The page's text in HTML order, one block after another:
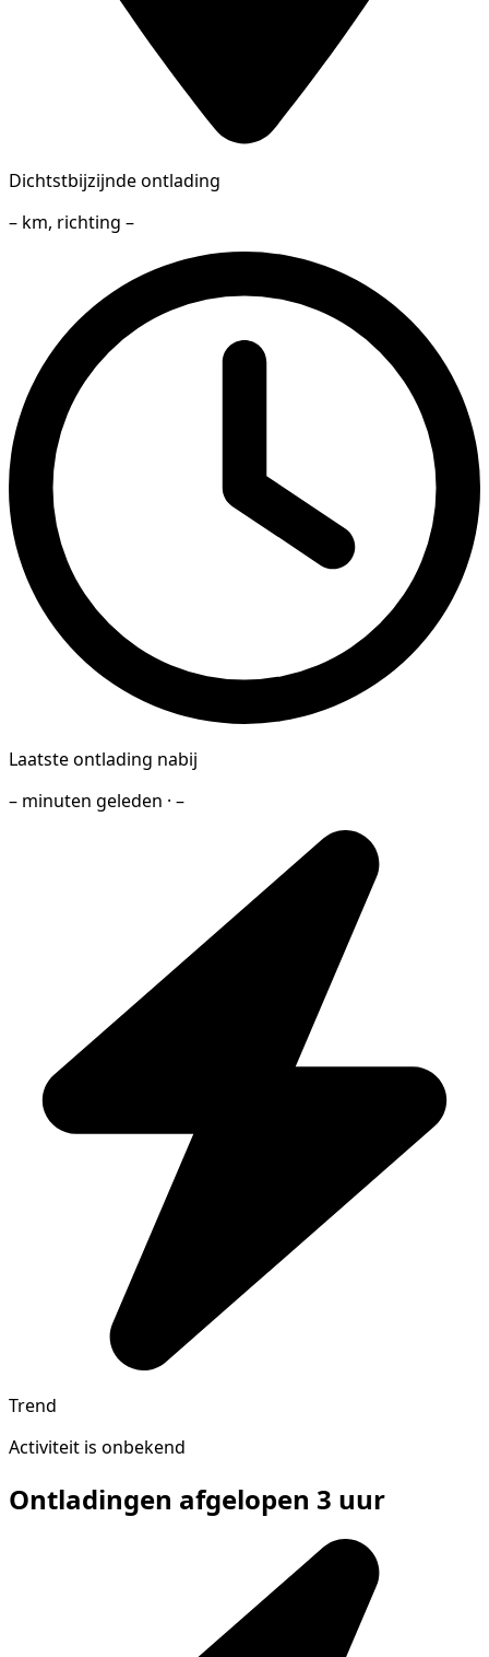
Dichtstbijzijnde ontlading
– km, richting –
Laatste ontlading nabij
– minuten geleden · –
Trend
Activiteit is onbekend
Ontladingen afgelopen 3 uur